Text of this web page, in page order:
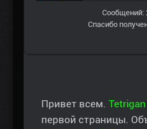
Сообщений:
Спасибо
Привет всем. Tetrigan
первой страницы.